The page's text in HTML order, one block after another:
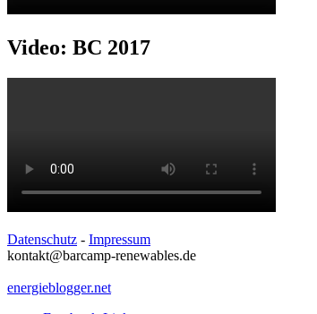
Video: BC 2017
Datenschutz - Impressum
kontakt@barcamp-renewables.de
energieblogger.net